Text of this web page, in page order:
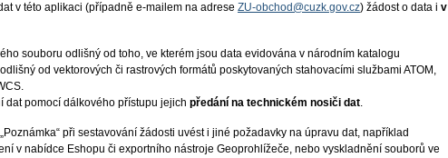
v této aplikaci (případně e-mailem na adrese ZU-obchod@cuzk.gov.cz) žádost o data i v
souboru odlišný od toho, ve kterém jsou data evidována v národním katalogu
od vektorových či rastrových formátů poskytovaných stahovacími službami ATOM,
dat pomocí dálkového přístupu jejich předání na technickém nosiči dat.
při sestavování žádosti uvést i jiné požadavky na úpravu dat, například
v nabídce Eshopu či exportního nástroje Geoprohlížeče, nebo vyskladnění souborů ve